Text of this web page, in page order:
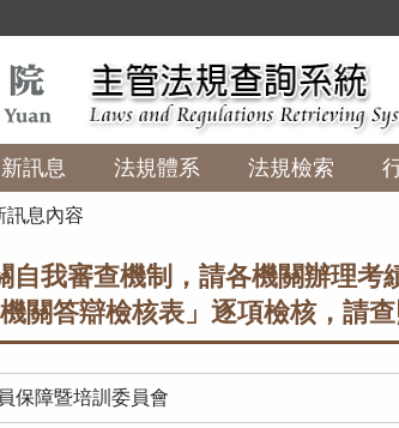
訊息 法規體系 法規檢索
訊息內容
自我審查機制，請各機關辦理
關答辯檢核表」逐項檢核，請查
保障暨培訓委員會